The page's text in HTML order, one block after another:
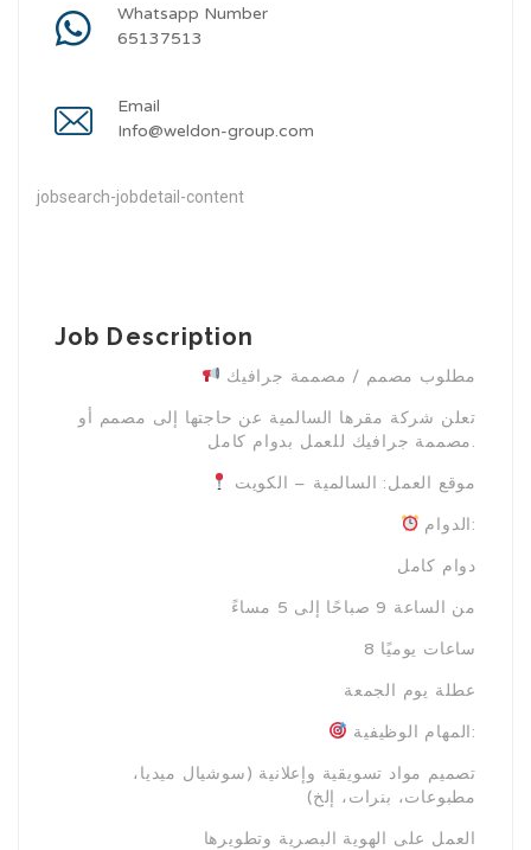
Whatsapp Number
65137513
Email
Info@weldon-group.com
jobsearch-jobdetail-content
Job Description
مطلوب مصمم / مصممة جرافيك
تعلن شركة مقرها السالمية عن حاجتها إلى مصمم أو
مصممة جرافيك للعمل بدوام كامل.
موقع العمل: السالمية – الكويت
الدوام:
دوام كامل
من الساعة 9 صباحًا إلى 5 مساءً
8 ساعات يوميًا
عطلة يوم الجمعة
المهام الوظيفية:
تصميم مواد تسويقية وإعلانية (سوشيال ميديا،
مطبوعات، بنرات، إلخ)
العمل على الهوية البصرية وتطويرها